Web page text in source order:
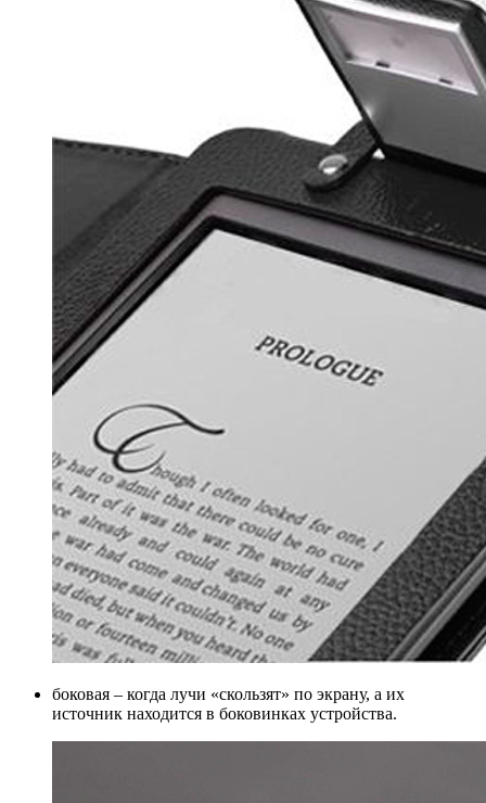
боковая – когда лучи «скользят» по экрану, а их
источник находится в боковинках устройства.